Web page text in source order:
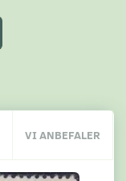
VI ANBEFALER